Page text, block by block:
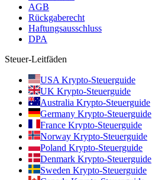
AGB
Rückgaberecht
Haftungsausschluss
DPA
Steuer-Leitfäden
USA Krypto-Steuerguide
UK Krypto-Steuerguide
Australia Krypto-Steuerguide
Germany Krypto-Steuerguide
France Krypto-Steuerguide
Norway Krypto-Steuerguide
Poland Krypto-Steuerguide
Denmark Krypto-Steuerguide
Sweden Krypto-Steuerguide